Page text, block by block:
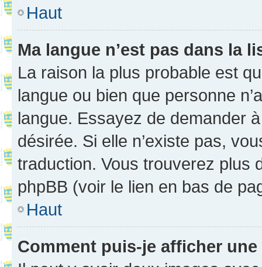
Haut
Ma langue n’est pas dans la
La raison la plus probable est
langue ou bien que personne
langue. Essayez de demander
désirée. Si elle n’existe pas,
traduction. Vous trouverez plus
phpBB (voir le lien en bas de
Haut
Comment puis-je afficher